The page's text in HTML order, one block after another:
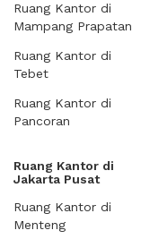
Ruang Kantor di
Mampang Prapatan
Ruang Kantor di
Tebet
Ruang Kantor di
Pancoran
Ruang Kantor di
Jakarta Pusat
Ruang Kantor di
Menteng